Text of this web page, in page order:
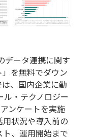
データ連携に関す
を無料でダウン
、国内企業に勤
・テクノロジー
ンケートを実施
状況や導入前の
、運用開始まで